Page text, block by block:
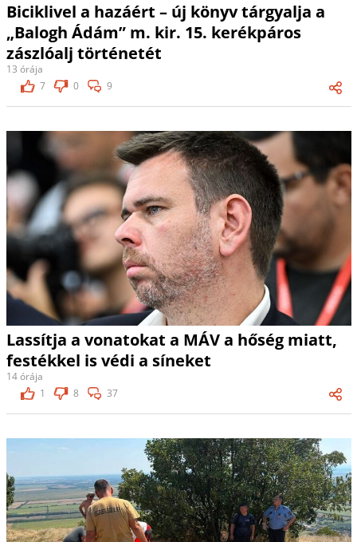
Biciklivel a hazáért – új könyv tárgyalja a
„Balogh Ádám” m. kir. 15. kerékpáros
zászlóalj történetét
13 órája
7
0 9
Lassítja a vonatokat a MÁV a hőség miatt,
festékkel is védi a síneket
14 órája
1
8 37